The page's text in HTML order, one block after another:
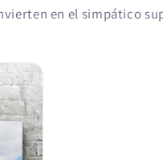
en el simpático